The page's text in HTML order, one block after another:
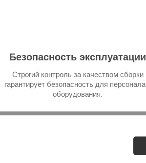
Безопасность эксплуатации
Строгий контроль за качеством сборки
гарантирует безопасность для
оборудования.